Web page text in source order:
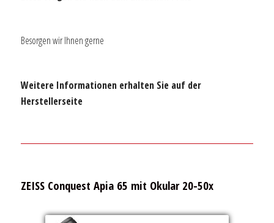
Besorgen wir Ihnen gerne
Weitere Informationen erhalten Sie auf der
Herstellerseite
ZEISS Conquest Apia 65 mit Okular 20-50x